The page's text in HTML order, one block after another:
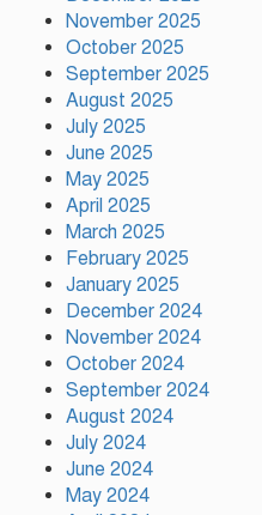
November 2025
October 2025
September 2025
August 2025
July 2025
June 2025
May 2025
April 2025
March 2025
February 2025
January 2025
December 2024
November 2024
October 2024
September 2024
August 2024
July 2024
June 2024
May 2024